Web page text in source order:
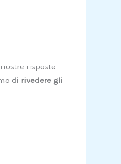
risposte
di rivedere gli